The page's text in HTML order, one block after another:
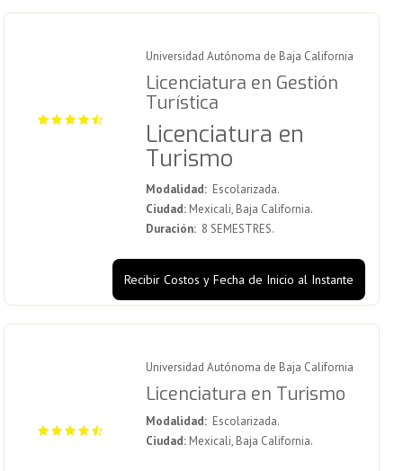
Universidad Autónoma de Baja California
Licenciatura en Gestión
Turística
Licenciatura en
Turismo
Modalidad:Escolarizada.
Ciudad:Mexicali, Baja California.
Duración:8 SEMESTRES.
Recibir Costos y Fecha de Inicio al Instante
Universidad Autónoma de Baja California
Licenciatura en Turismo
Modalidad:Escolarizada.
Ciudad:Mexicali, Baja California.